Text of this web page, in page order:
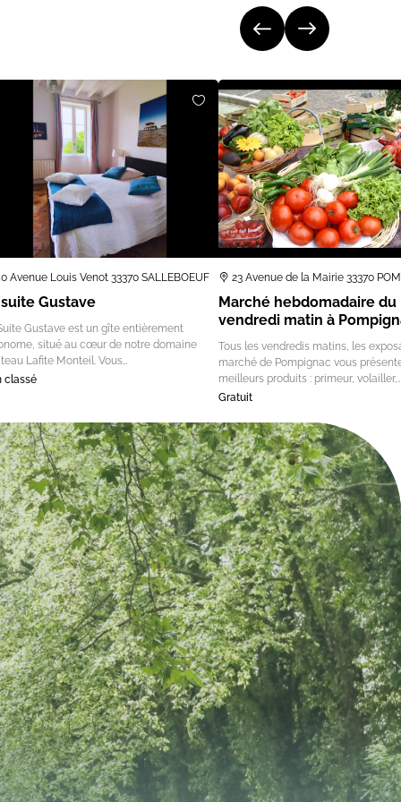
Avenue Louis Venot 33370 SALLEBOEUF
suite Gustave
Gustave est un gîte entièrement
situé au cœur de notre domaine
Lafite Monteil. Vous…
classé
23 Avenue de la Mairie 33370
Marché hebdomadaire du
vendredi matin à
Tous les vendredis matins, les
marché de Pompignac vous
meilleurs produits : primeur, volailler,…
Gratuit